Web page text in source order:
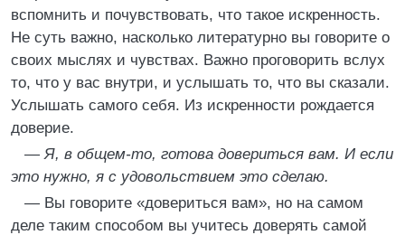
вспомнить и почувствовать, что такое искренность.
Не суть важно, насколько литературно вы говорите о
своих мыслях и чувствах. Важно проговорить вслух
то, что у вас внутри, и услышать то, что вы сказали.
Услышать самого себя. Из искренности рождается
доверие.
—Я, в общем-то, готова довериться вам. И если
это нужно, я с удовольствием это сделаю.
— Вы говорите «довериться вам», но на самом
деле таким способом вы учитесь доверять самой